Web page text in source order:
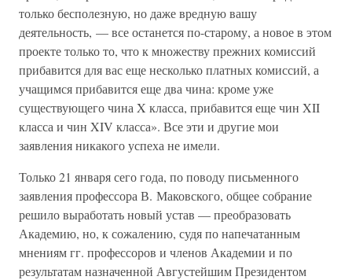
только бесполезную, но даже вредную вашу
деятельность, — все останется по-старому, а новое в этом
проекте только то, что к множеству прежних комиссий
прибавится для вас еще несколько платных комиссий, а
учащимся прибавится еще два чина: кроме уже
существующего чина X класса, прибавится еще чин XII
класса и чин XIV класса». Все эти и другие мои
заявления никакого успеха не имели.
Только 21 января сего года, по поводу письменного
заявления профессора В. Маковского, общее собрание
решило выработать новый устав — преобразовать
Академию, но, к сожалению, судя по напечатанным
мнениям гг. профессоров и членов Академии и по
результатам назначенной Августейшим Президентом